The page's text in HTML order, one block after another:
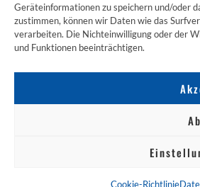
Geräteinformationen zu speichern und/oder
zustimmen, können wir Daten wie das
verarbeiten. Die Nichteinwilligung oder der
und Funktionen beeinträchtigen.
Cookie-Richtlinie